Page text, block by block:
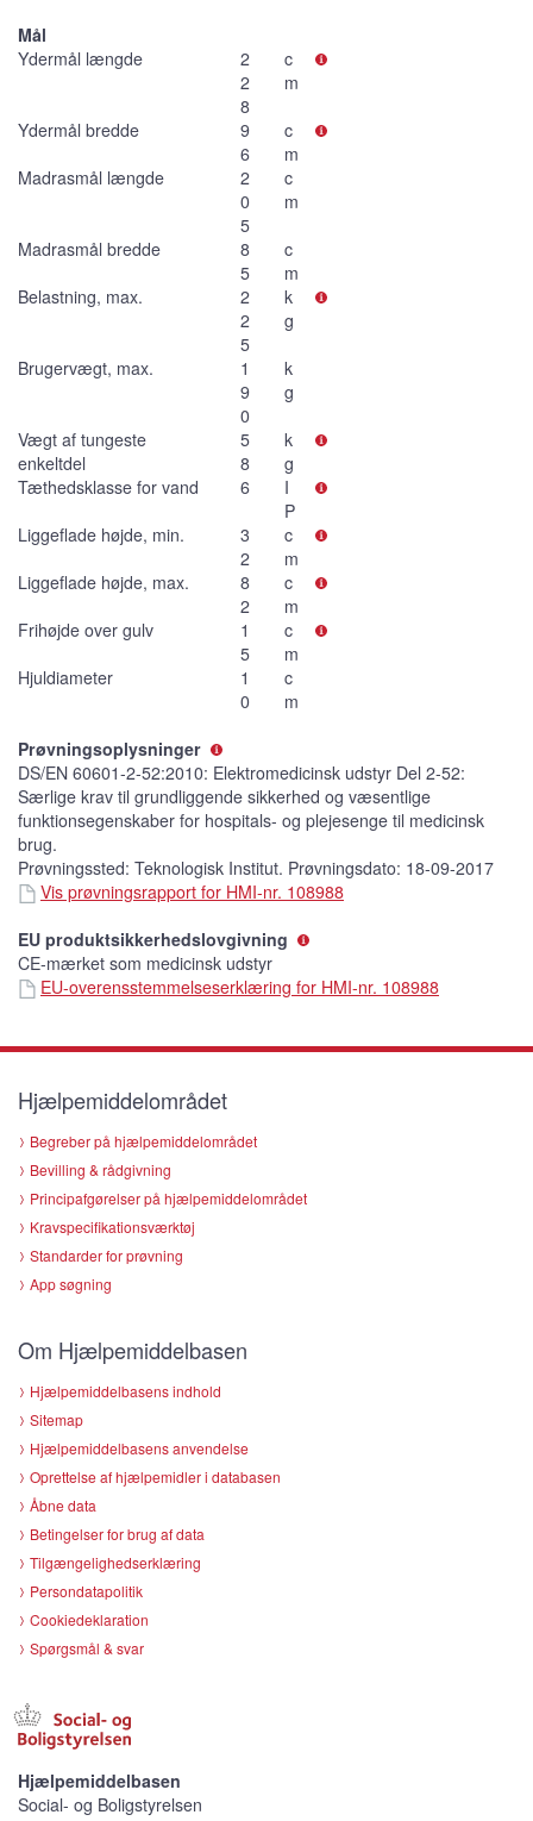
Mål
Ydermål længde
2
2
8
c
m
Ydermål bredde
9
6
c
m
Madrasmål længde
2
0
5
c
m
Madrasmål bredde
8
5
c
m
Belastning, max.
2
2
5
k
g
Brugervægt, max.
1
9
0
k
g
Vægt af tungeste
enkeltdel
5
8
k
g
Tæthedsklasse for vand
6
I
P
Liggeflade højde, min.
3
2
c
m
Liggeflade højde, max.
8
2
c
m
Frihøjde over gulv
1
5
c
m
Hjuldiameter
1
0
c
m
Prøvningsoplysninger
DS/EN 60601-2-52:2010: Elektromedicinsk udstyr Del 2-52:
Særlige krav til grundliggende sikkerhed og væsentlige
funktionsegenskaber for hospitals- og plejesenge til medicinsk
brug.
Prøvningssted: Teknologisk Institut. Prøvningsdato: 18-09-2017
Vis prøvningsrapport for HMI-nr. 108988
EU produktsikkerhedslovgivning
CE-mærket som medicinsk udstyr
EU-overensstemmelseserklæring for HMI-nr. 108988
Hjælpemiddelområdet
Begreber på hjælpemiddelområdet
Bevilling & rådgivning
Principafgørelser på hjælpemiddelområdet
Kravspecifikationsværktøj
Standarder for prøvning
App søgning
Om Hjælpemiddelbasen
Hjælpemiddelbasens indhold
Sitemap
Hjælpemiddelbasens anvendelse
Oprettelse af hjælpemidler i databasen
Åbne data
Betingelser for brug af data
Tilgængelighedserklæring
Persondatapolitik
Cookiedeklaration
Spørgsmål & svar
Hjælpemiddelbasen
Social- og Boligstyrelsen